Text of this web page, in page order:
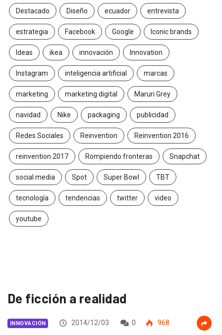
Destacado Diseño ecuador entrevista
estrategia Facebook Google Iconic brands
Ideas ikea innovación Innovation
Instagram inteligencia artificial marcas
marketing marketing digital Maruri Grey
navidad Nike packaging publicidad
Redes Sociales Reinvention Reinvention 2016
reinvention 2017 Rompiendo fronteras Snapchat
social media Spot Super Bowl TBT
tecnología tendencias twitter video
youtube
De ficción a realidad
INNOVACIÓN 2014/12/03 0 968